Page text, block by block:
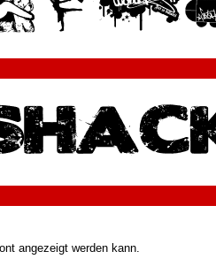
angezeigt werden kann.